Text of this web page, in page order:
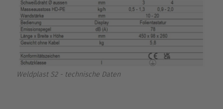
Weldplast S2 - technische Daten